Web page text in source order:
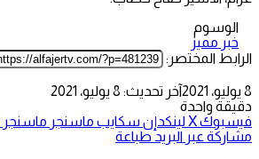
الوسوم
خبر مميز
الرابط المختصر:
8 يوليو، 2021
آخر تحديث: 8 يوليو، 2021
دقيقة واحدة
فيسبوك‫Xلينكدإن سكايب ماسنجر ماسنجر
مشاركة عبر البريد طباعة